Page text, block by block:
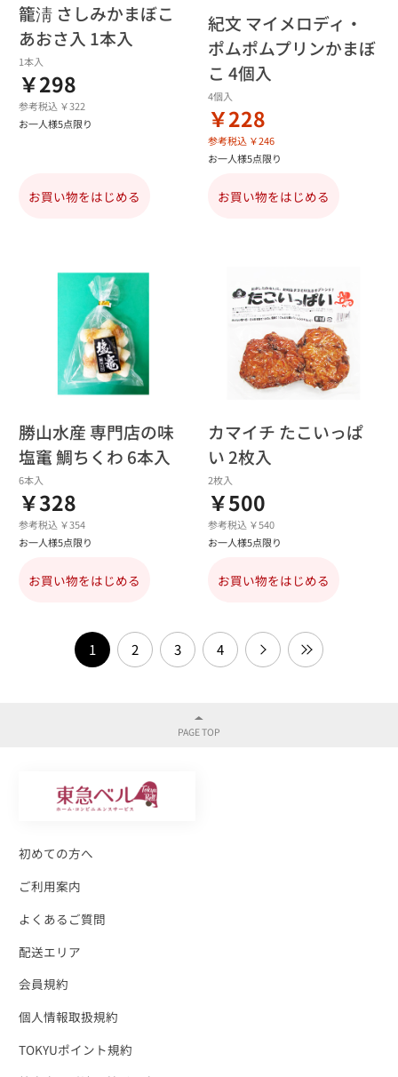
籠淸 さしみかまぼこ
あおさ入 1本入
1本入
￥298
参考税込 ￥322
お一人様5点限り
お買い物をはじめる
紀文 マイメロディ・
ポムポムプリンかまぼ
こ 4個入
4個入
￥228
参考税込 ￥246
お一人様5点限り
お買い物をはじめる
勝山水産 専門店の味
塩竃 鯛ちくわ 6本入
6本入
￥328
参考税込 ￥354
お一人様5点限り
お買い物をはじめる
カマイチ たこいっぱ
い 2枚入
2枚入
￥500
参考税込 ￥540
お一人様5点限り
お買い物をはじめる
1 2 3 4
初めての方へ
ご利用案内
よくあるご質問
配送エリア
会員規約
個人情報取扱規約
TOKYUポイント規約